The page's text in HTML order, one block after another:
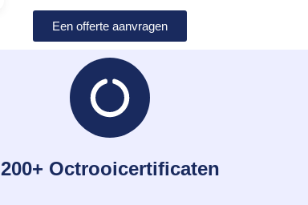
Een offerte aanvragen
200+ Octrooicertificaten